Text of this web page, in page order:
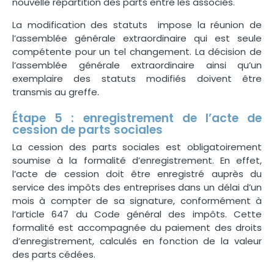
La modification des statuts
impose la réunion de
l’assemblée générale extraordinaire qui est seule
compétente pour un tel changement. La décision de
l’assemblée générale extraordinaire ainsi qu’un
exemplaire des statuts modifiés doivent être
transmis au greffe.
Étape 5 : enregistrement de l’acte de
cession de parts sociales
La cession des parts sociales est obligatoirement
soumise à la formalité d’enregistrement. En effet,
l’acte de cession doit être enregistré auprès du
service des impôts des entreprises dans un délai d’un
mois à compter de sa signature, conformément à
l’article 647 du Code général des impôts. Cette
formalité est accompagnée du paiement des droits
d’enregistrement, calculés en fonction de la valeur
des parts cédées.